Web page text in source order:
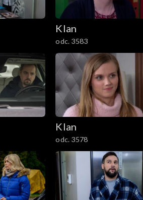
Klan
odc. 3583
Klan
odc. 3578